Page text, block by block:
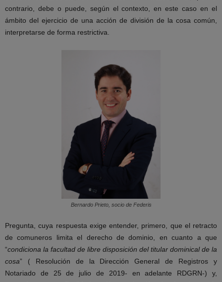
contrario, debe o puede, según el contexto, en este caso en el
ámbito del ejercicio de una acción de división de la cosa común,
interpretarse de forma restrictiva.
Bernardo Prieto, socio de Federis
Pregunta, cuya respuesta exige entender, primero, que el retracto
de comuneros limita el derecho de dominio, en cuanto a que
“condiciona la facultad de libre disposición del titular dominical de la
cosa” ( Resolución de la Dirección General de Registros y
Notariado de 25 de julio de 2019- en adelante RDGRN-) y,